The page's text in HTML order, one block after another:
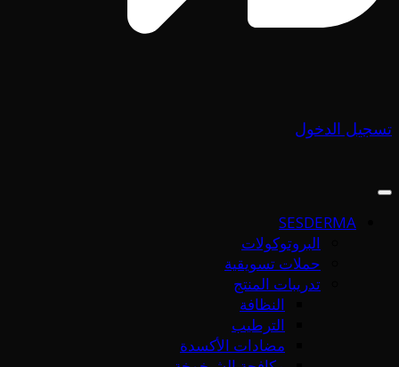
تسجيل الدخول
SESDERMA
البروتوكولات
حملات تسويقية
تدريبات المنتج
النظافة
الترطيب
مضادات الأكسدة